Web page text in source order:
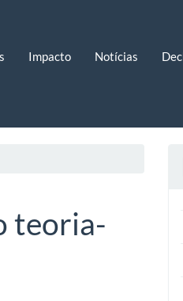
Impacto Notícias
teoria-